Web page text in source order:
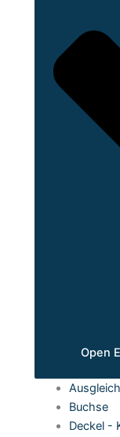
Open
Buchse
Deckel -